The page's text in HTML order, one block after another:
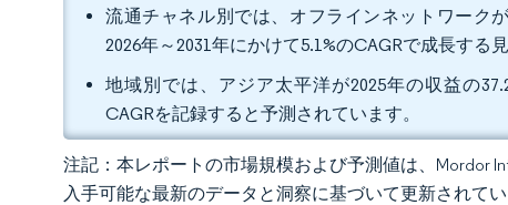
流通チャネル別では、オフラインネットワーク
2026年～2031年にかけて5.1%のCAGRで成長する
地域別では、アジア太平洋が2025年の収益の
CAGRを記録すると予測されています。
注記：本レポートの市場規模および予測値は、Mordor
入手可能な最新のデータと洞察に基づいて更新されてい